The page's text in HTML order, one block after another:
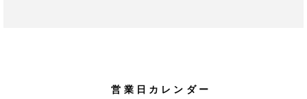
営業日カレンダー